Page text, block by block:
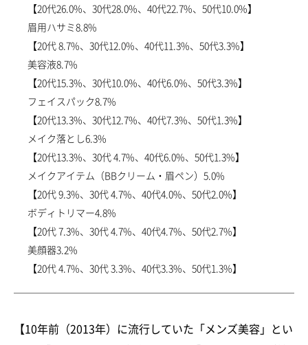
【20代26.0%、30代28.0%、40代22.7%、50代10.0%】
眉用ハサミ8.8%
【20代 8.7%、30代12.0%、40代11.3%、50代3.3%】
美容液8.7%
【20代15.3%、30代10.0%、40代6.0%、50代3.3%】
フェイスパック8.7%
【20代13.3%、30代12.7%、40代7.3%、50代1.3%】
メイク落とし6.3%
【20代13.3%、30代 4.7%、40代6.0%、50代1.3%】
メイクアイテム（BBクリーム・眉ペン）5.0%
【20代 9.3%、30代 4.7%、40代4.0%、50代2.0%】
ボディトリマー4.8%
【20代 7.3%、30代 4.7%、40代4.7%、50代2.7%】
美顔器3.2%
【20代 4.7%、30代 3.3%、40代3.3%、50代1.3%】
【10年前（2013年）に流行していた「メンズ美容」とい